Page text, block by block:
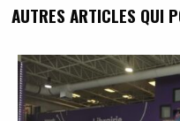
AUTRES ARTICLES QUI